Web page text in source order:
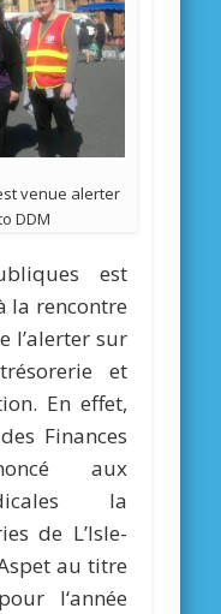
venue alerter
DDM
est
la rencontre
l’alerter sur
et
En effet,
Finances
aux
la
de L’Isle-
au titre
l‘année